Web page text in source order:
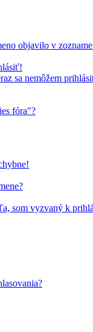
objavilo v
sa nemôžem
fóra"?
som vyzvaný k